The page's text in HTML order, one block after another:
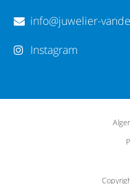
info@juwelier-
Instagram